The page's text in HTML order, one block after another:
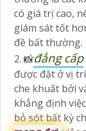
có giá trị cao,
giám sát tốt
đề bất thường.
2. 📸đẳng cấp
được đặt ở vị
che khuất bởi
khẳng định
bỏ sót bất kỳ